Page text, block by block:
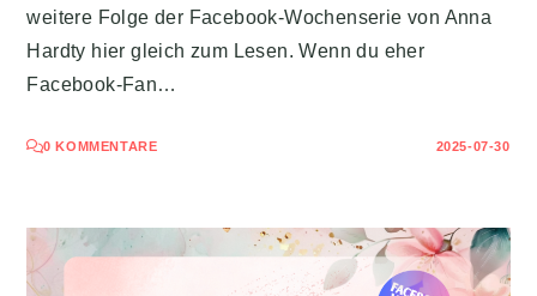
weitere Folge der Facebook-Wochenserie von Anna
Hardty hier gleich zum Lesen. Wenn du eher
Facebook-Fan…
0 KOMMENTARE 2025-07-30